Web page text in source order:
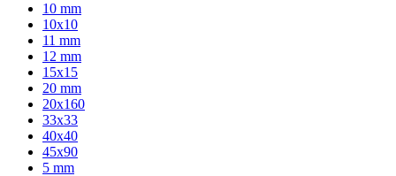
10 mm
10x10
11 mm
12 mm
15x15
20 mm
20х160
33x33
40х40
45x90
5 mm